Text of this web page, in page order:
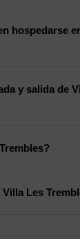
hospedarse
de Villa Les
Les